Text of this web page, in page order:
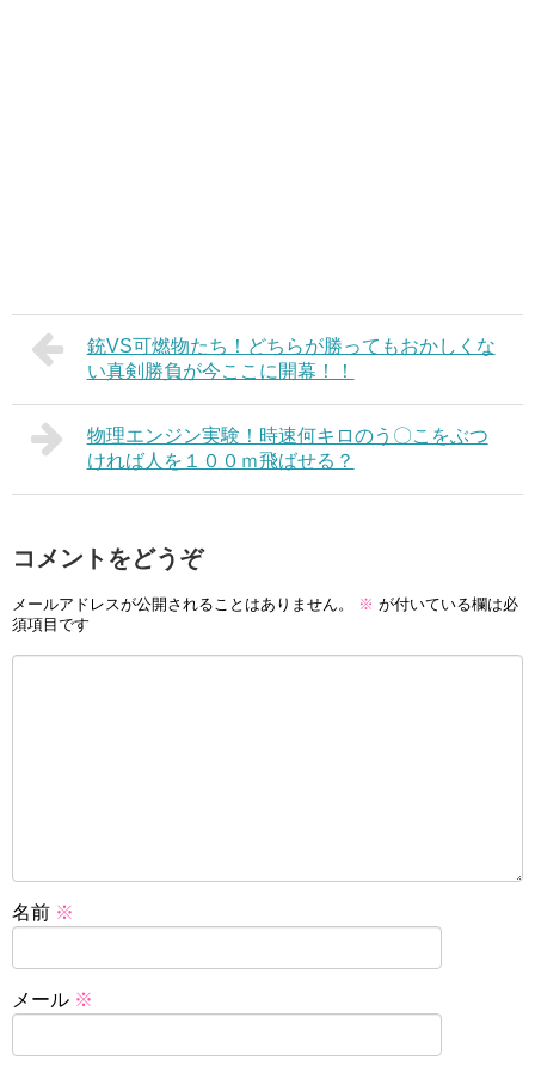
銃VS可燃物たち！どちらが勝ってもおかしくな
い真剣勝負が今ここに開幕！！
物理エンジン実験！時速何キロのう〇こをぶつ
ければ人を１００ｍ飛ばせる？
コメントをどうぞ
メールアドレスが公開されることはありません。 ※ が付いている欄は必
須項目です
名前 ※
メール ※